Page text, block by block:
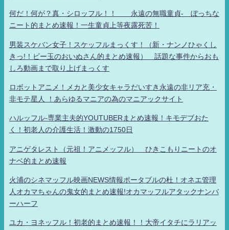
何だ！何が？真・シロッフル！！ 永遠の無職童貞- ぼっちな
ニート的まとめ速報！一生童貞上等夜露死苦！
男装スケバン女子！スケッフルまっくす！（新・ナンノひゃくし
きっ!！ビー玉のおいぬさん的まとめ速報） 話題な事件からおも
しろ動画まで取り上げまっくす
ロボットアニメ！メカと美少女キャラだいすき永遠の非リア充・
非モテ星人 ！あらゆるマニアの為のマニアックサイト
ハルッフル-専業主夫的YOUTUBERまとめ速報！キモデブおた
く！初老人の介護生活！激動の1750日
アニゲタレスト（元祖！アニメッフル） ひきこもりニートのオ
ナベ的まとめ速報
火浦のシネマッフル映画NEWS情報ポータブルの杜！オネエ管理
人オカマちゃんの鬼女的まとめ速報!オカマッフルアタックナンバ
ーハーフ
ユカ・ヨネッフル！初老的まとめ速報！！大帝イタチにラリアッ